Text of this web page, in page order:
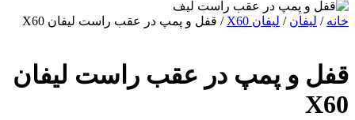
خانه / لیفان / لیفان X60 / قفل و پمپ در عقب راست لیفان X60
قفل و پمپ در عقب راست لیفان
X60